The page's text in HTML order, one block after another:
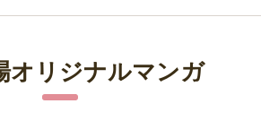
オリジナルマンガ